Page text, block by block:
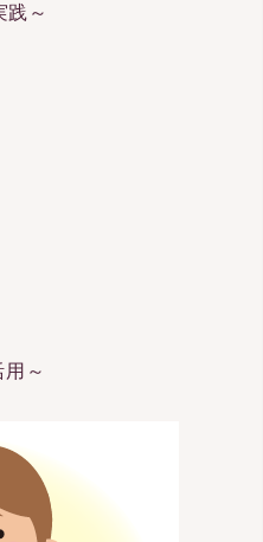
～
～